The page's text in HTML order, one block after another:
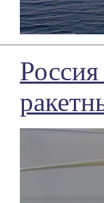
Россия